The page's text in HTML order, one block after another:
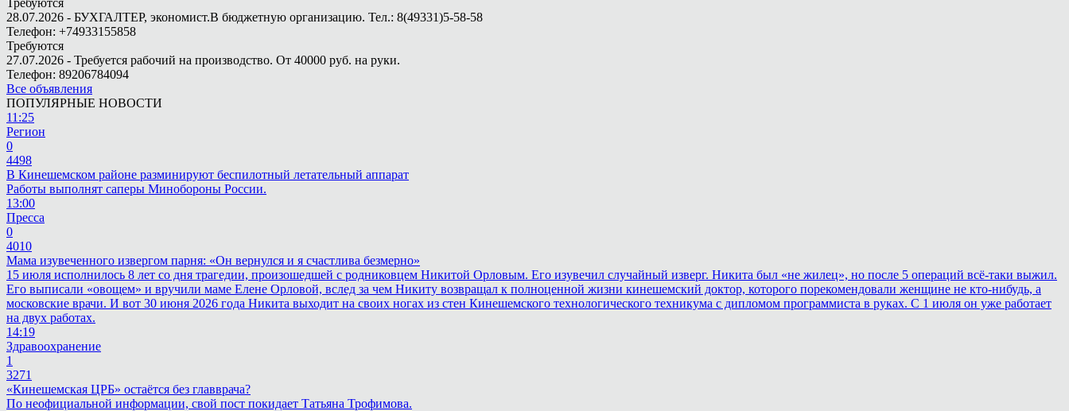
Требуются
28.07.2026 - БУХГАЛТЕР, экономист.В бюджетную организацию. Тел.: 8(49331)5-58-58
Телефон: +74933155858
Требуются
27.07.2026 - Требуется рабочий на производство. От 40000 руб. на руки.
Телефон: 89206784094
Все объявления
ПОПУЛЯРНЫЕ НОВОСТИ
11:25
Регион
0
4498
В Кинешемском районе разминируют беспилотный летательный аппарат
Работы выполнят саперы Минобороны России.
13:00
Пресса
0
4010
Мама изувеченного извергом парня: «Он вернулся и я счастлива безмерно»
15 июля исполнилось 8 лет со дня трагедии, произошедшей с родниковцем Никитой Орловым. Его изувечил случайный изверг. Никита был «не жилец», но после 5 операций всё-таки выжил.
Его выписали «овощем» и вручили маме Елене Орловой, вслед за чем Никиту возвращал к полноценной жизни кинешемский доктор, которого порекомендовали женщине не кто-нибудь, а
московские врачи. И вот 30 июня 2026 года Никита выходит на своих ногах из стен Кинешемского технологического техникума с дипломом программиста в руках. С 1 июля он уже работает
на двух работах.
14:19
Здравоохранение
1
3271
«Кинешемская ЦРБ» остаётся без главврача?
По неофициальной информации, свой пост покидает Татьяна Трофимова.